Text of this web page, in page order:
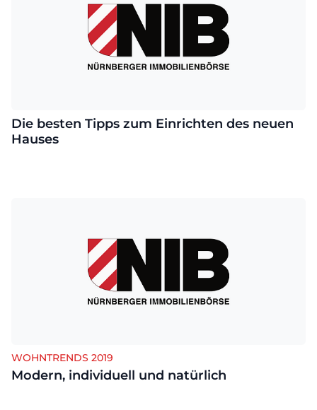
Die besten Tipps zum Einrichten des neuen
Hauses
WOHNTRENDS 2019
Modern, individuell und natürlich